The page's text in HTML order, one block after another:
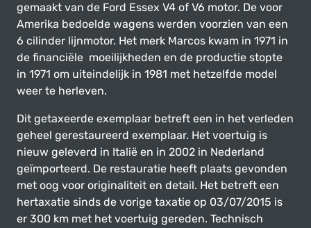
gemaakt van de Ford Essex V4 of V6 motor. De voor
Amerika bedoelde wagens werden voorzien van een
6 cilinder lijnmotor. Het merk Marcos kwam in 1971 in
de financiële moeilijkheden en de productie stopte
in 1971 om uiteindelijk in 1981 met hetzelfde model
weer te herleven.
Dit getaxeerde exemplaar betreft een in het verleden
geheel gerestaureerd exemplaar. Het voertuig is
nieuw geleverd in Italië en in 2002 in Nederland
geïmporteerd. De restauratie heeft plaats gevonden
met oog voor originaliteit en detail. Het betreft een
hertaxatie sinds de vorige taxatie op 03/07/2015 is
er 300 km met het voertuig gereden. Technisch